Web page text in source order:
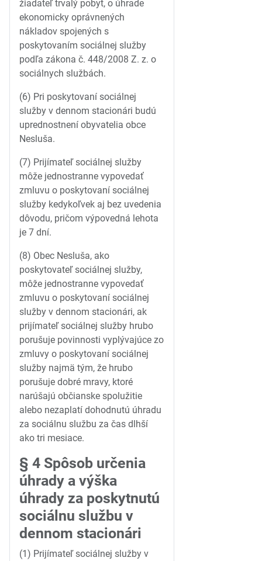
žiadateľ trvalý pobyt, o úhrade
ekonomicky oprávnených
nákladov spojených s
poskytovaním sociálnej služby
podľa zákona č. 448/2008 Z. z. o
sociálnych službách.
(6) Pri poskytovaní sociálnej
služby v dennom stacionári budú
uprednostnení obyvatelia obce
Nesluša.
(7) Prijímateľ sociálnej služby
môže jednostranne vypovedať
zmluvu o poskytovaní sociálnej
služby kedykoľvek aj bez uvedenia
dôvodu, pričom výpovedná lehota
je 7 dní.
(8) Obec Nesluša, ako
poskytovateľ sociálnej služby,
môže jednostranne vypovedať
zmluvu o poskytovaní sociálnej
služby v dennom stacionári, ak
prijímateľ sociálnej služby hrubo
porušuje povinnosti vyplývajúce zo
zmluvy o poskytovaní sociálnej
služby najmä tým, že hrubo
porušuje dobré mravy, ktoré
narúšajú občianske spolužitie
alebo nezaplatí dohodnutú úhradu
za sociálnu službu za čas dlhší
ako tri mesiace.
§ 4 Spôsob určenia
úhrady a výška
úhrady za poskytnutú
sociálnu službu v
dennom stacionári
(1) Prijímateľ sociálnej služby v